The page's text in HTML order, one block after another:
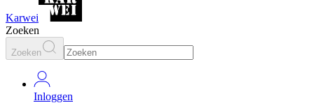
Karwei
Zoeken
Zoeken
Inloggen